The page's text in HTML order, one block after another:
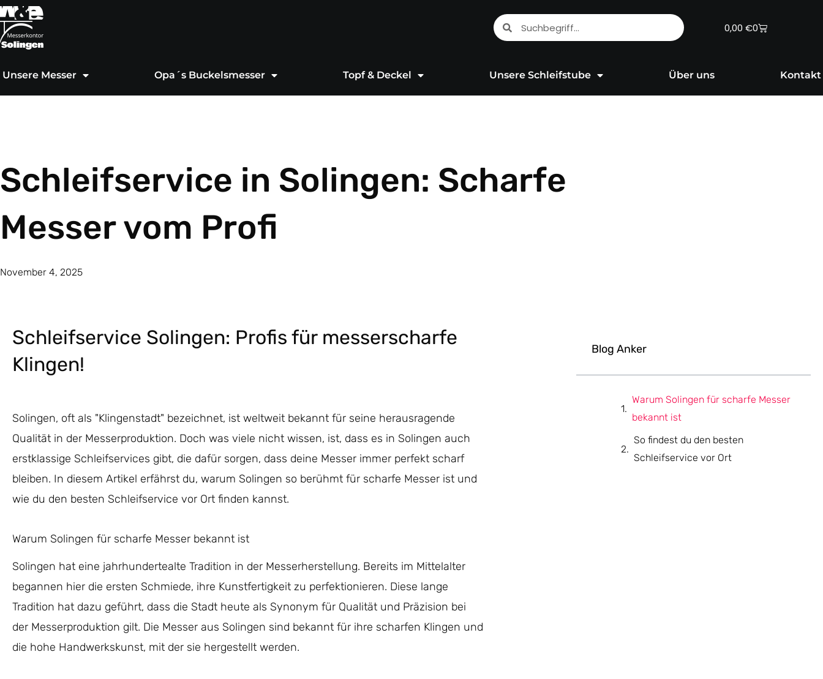
Zum
Inhalt
springen
SucheSuche 0,00 €0
Warenkorb
Unsere Messer Opa´s Buckelsmesser Topf & Deckel Unsere Schleifstube Über uns Kontakt
Schleifservice in Solingen: Scharfe
Messer vom Profi
November 4, 2025
Schleifservice Solingen: Profis für messerscharfe
Klingen!
Solingen, oft als "Klingenstadt" bezeichnet, ist weltweit bekannt für seine herausragende
Qualität in der Messerproduktion. Doch was viele nicht wissen, ist, dass es in Solingen auch
erstklassige Schleifservices gibt, die dafür sorgen, dass deine Messer immer perfekt scharf
bleiben. In diesem Artikel erfährst du, warum Solingen so berühmt für scharfe Messer ist und
wie du den besten Schleifservice vor Ort finden kannst.
Warum Solingen für scharfe Messer bekannt ist
Solingen hat eine jahrhundertealte Tradition in der Messerherstellung. Bereits im Mittelalter
begannen hier die ersten Schmiede, ihre Kunstfertigkeit zu perfektionieren. Diese lange
Tradition hat dazu geführt, dass die Stadt heute als Synonym für Qualität und Präzision bei
der Messerproduktion gilt. Die Messer aus Solingen sind bekannt für ihre scharfen Klingen und
die hohe Handwerkskunst, mit der sie hergestellt werden.
Blog Anker
Warum Solingen für scharfe Messer
bekannt ist
So findest du den besten
Schleifservice vor Ort